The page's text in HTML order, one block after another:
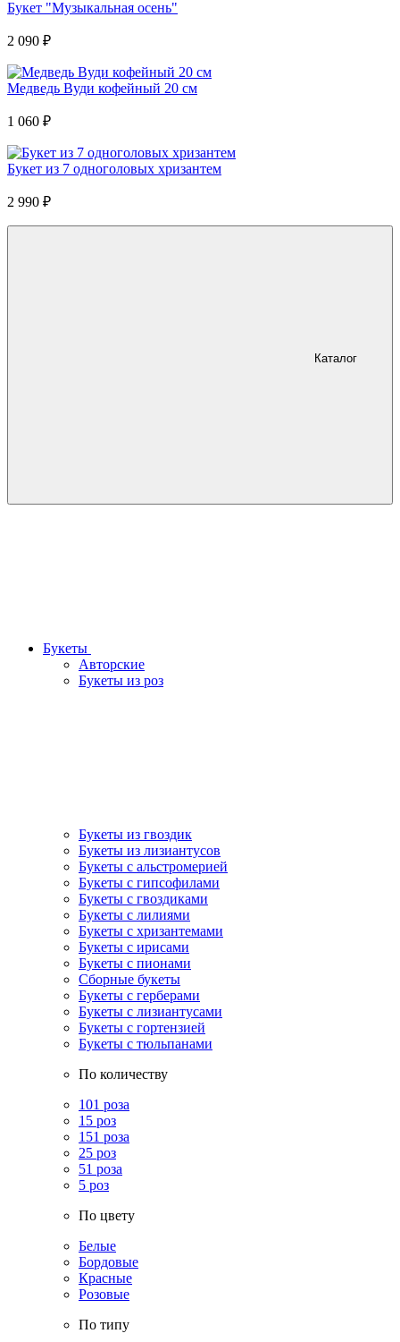
Букет "Музыкальная осень"
2 090 ₽
Медведь Вуди кофейный 20 см
1 060 ₽
Букет из 7 одноголовых хризантем
2 990 ₽
Каталог
Букеты
Авторские
Букеты из роз
Букеты из гвоздик
Букеты из лизиантусов
Букеты с альстромерией
Букеты с гипсофилами
Букеты с гвоздиками
Букеты с лилиями
Букеты с хризантемами
Букеты с ирисами
Букеты с пионами
Сборные букеты
Букеты с герберами
Букеты с лизиантусами
Букеты с гортензией
Букеты с тюльпанами
По количеству
101 роза
15 роз
151 роза
25 роз
51 роза
5 роз
По цвету
Белые
Бордовые
Красные
Розовые
По типу